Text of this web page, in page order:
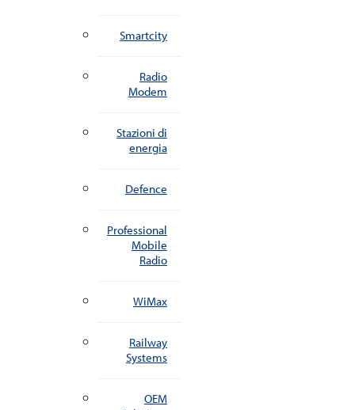
Smartcity
Radio
Modem
Stazioni di
energia
Defence
Professional
Mobile
Radio
WiMax
Railway
Systems
OEM